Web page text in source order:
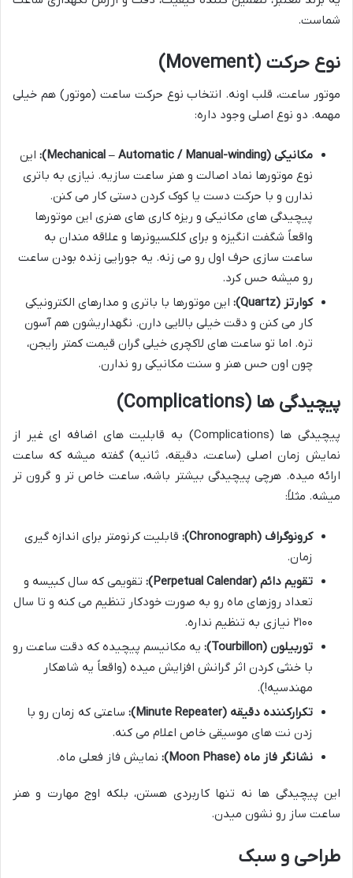
شماست.
نوع حرکت (Movement)
موتور ساعت، قلب اونه. انتخاب نوع حرکت ساعت (موتور) هم خیلی
مهمه. دو نوع اصلی وجود داره:
مکانیکی (Mechanical – Automatic / Manual-winding):
این
نوع موتورها نماد اصالت و هنر ساعت سازیه. نیازی به باتری
ندارن و با حرکت دست یا کوک کردن دستی کار می کنن.
پیچیدگی های مکانیکی و ریزه کاری های هنری این موتورها
واقعاً شگفت انگیزه و برای کلکسیونرها و علاقه مندان به
ساعت سازی حرف اول رو می زنه. یه جورایی زنده بودن ساعت
رو میشه حس کرد.
کوارتز (Quartz):
این موتورها با باتری و مدارهای الکترونیکی
کار می کنن و دقت خیلی بالایی دارن. نگهداریشون هم آسون
تره. اما تو ساعت های لاکچری خیلی گران قیمت کمتر رایجن،
چون اون حس هنر و سنت مکانیکی رو ندارن.
پیچیدگی ها (Complications)
پیچیدگی ها (Complications) به قابلیت های اضافه ای غیر از
نمایش زمان اصلی (ساعت، دقیقه، ثانیه) گفته میشه که ساعت
ارائه میده. هرچی پیچیدگی بیشتر باشه، ساعت خاص تر و گرون تر
میشه. مثلاً:
کرونوگراف (Chronograph):
قابلیت کرنومتر برای اندازه گیری
زمان.
تقویم دائم (Perpetual Calendar):
تقویمی که سال کبیسه و
تعداد روزهای ماه رو به صورت خودکار تنظیم می کنه و تا سال
۲۱۰۰ نیازی به تنظیم نداره.
توربیلون (Tourbillon):
یه مکانیسم پیچیده که دقت ساعت رو
با خنثی کردن اثر گرانش افزایش میده (واقعاً یه شاهکار
مهندسیه!).
تکرارکننده دقیقه (Minute Repeater):
ساعتی که زمان رو با
زدن نت های موسیقی خاص اعلام می کنه.
نشانگر فاز ماه (Moon Phase):
نمایش فاز فعلی ماه.
این پیچیدگی ها نه تنها کاربردی هستن، بلکه اوج مهارت و هنر
ساعت ساز رو نشون میدن.
طراحی و سبک